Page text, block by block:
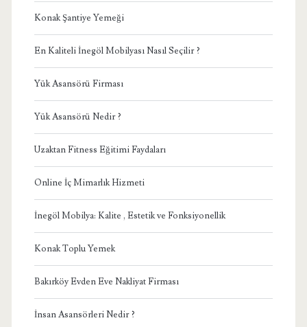
Konak Şantiye Yemeği
En Kaliteli İnegöl Mobilyası Nasıl Seçilir ?
Yük Asansörü Firması
Yük Asansörü Nedir ?
Uzaktan Fitness Eğitimi Faydaları
Online İç Mimarlık Hizmeti
İnegöl Mobilya: Kalite , Estetik ve Fonksiyonellik
Konak Toplu Yemek
Bakırköy Evden Eve Nakliyat Firması
İnsan Asansörleri Nedir ?